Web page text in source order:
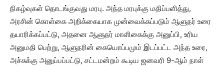
நிகழ்வுகள் தொடங்குவது மரபு. அந்த மரபுக்கு மதிப்பளித்து,
அரசின் கொள்கை அறிக்கையாக முன்வைக்கப்படும் ஆளுநர் உரை
தயாரிக்கப்பட்டு, அதனை ஆளுநர் மாளிகைக்கு அனுப்பி, உரிய
அனுமதி பெற்று, ஆளுநரின் கையொப்பமும் இடப்பட்ட அந்த உரை,
அச்சுக்கு அனுப்பப்பட்டு, சட்டமன்றம் கூடிய ஜனவரி 9-ஆம் நாள்